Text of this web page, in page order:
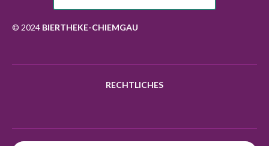
k
a
m
p
p
© 2024 BIERTHEKE-CHIEMGAU
RECHTLICHES